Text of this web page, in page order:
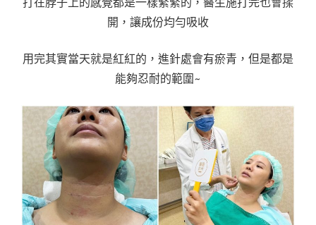
開，讓成份均勻吸收
用完其實當天就是紅紅的，進針處會有瘀青，但是都是
能夠忍耐的範圍~